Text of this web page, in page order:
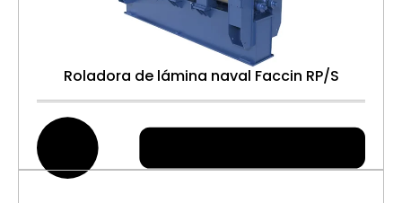
Roladora de lámina naval Faccin RP/S